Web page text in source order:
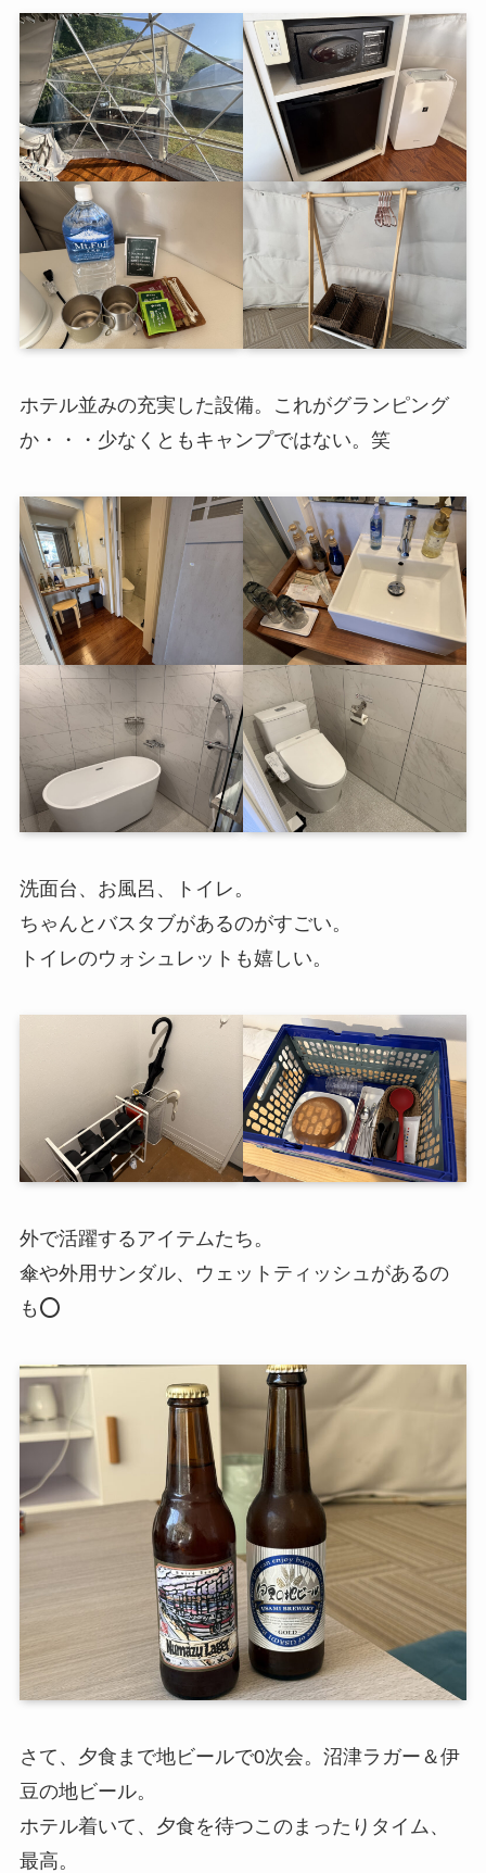
ホテル並みの充実した設備。これがグランピング
か・・・少なくともキャンプではない。笑
洗面台、お風呂、トイレ。
ちゃんとバスタブがあるのがすごい。
トイレのウォシュレットも嬉しい。
外で活躍するアイテムたち。
傘や外用サンダル、ウェットティッシュがあるの
も⭕️
さて、夕食まで地ビールで0次会。沼津ラガー＆伊
豆の地ビール。
ホテル着いて、夕食を待つこのまったりタイム、
最高。